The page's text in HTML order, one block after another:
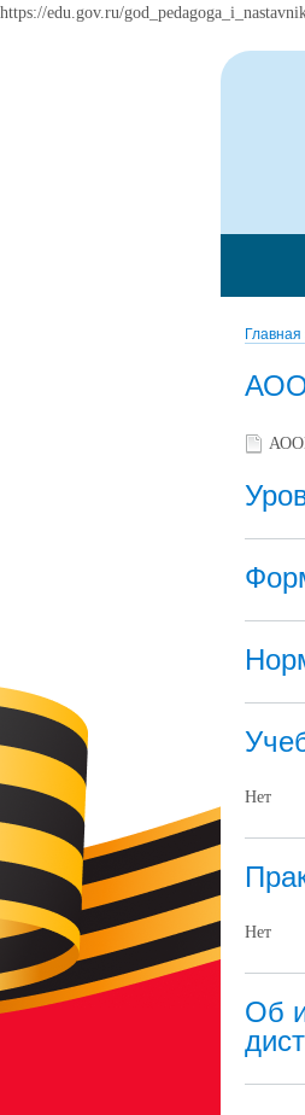
https://edu.gov.ru/
Главная
Нет
Нет
Об